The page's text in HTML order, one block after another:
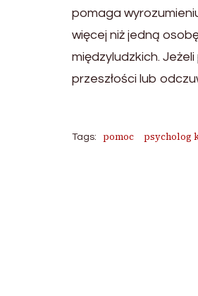
pomaga
więcej niż jedną
międzyludzkich.
przeszłości lub
Tags: pomoc psycholog